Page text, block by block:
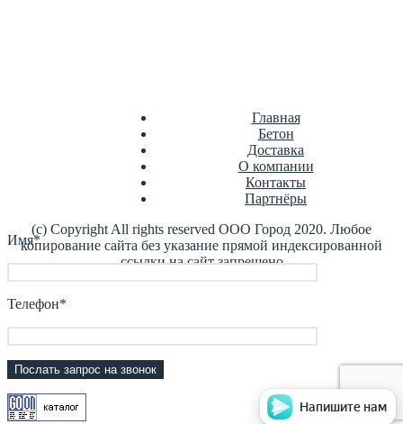
Главная
Бетон
Доставка
О компании
Контакты
Партнёры
(с) Copyright All rights reserved ООО Город 2020. Любое
копирование сайта без указание прямой индексированной
ссылки на сайт запрещено
Имя*
Телефон*
Напишите нам